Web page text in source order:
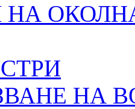
НА
НА